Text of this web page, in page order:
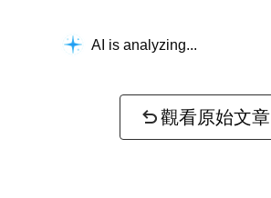
AI is analyzing...
觀看原始文章